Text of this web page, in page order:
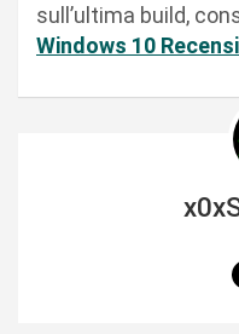
sull’ultima build,
Windows 10